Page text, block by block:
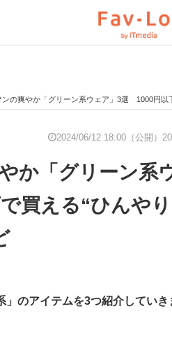
見通す スマホと通信の最新ト
分かる 企業ITのトレンドを詳
合サイト
専門サイト 電子設計の基本と応
の爽やか「グリーン系ウェア」3選 1000円以下で買える“ひ
2024/06/12 18:00（公開）
か「グリーン系
買える“ひんや
のアイテムを3つ紹介していき